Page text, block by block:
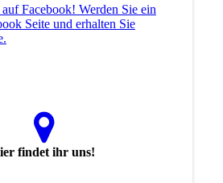
Facebook! Werden Sie ein
Seite und erhalten Sie
findet ihr uns!